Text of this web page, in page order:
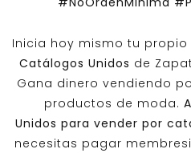
Inicia hoy mismo tu
Catálogos Unidos de
Gana dinero vendiendo
productos de moda.
Unidos para vender por
necesitas pagar